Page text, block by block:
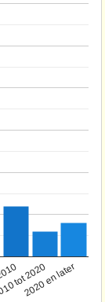
tot 2020
2020 en later